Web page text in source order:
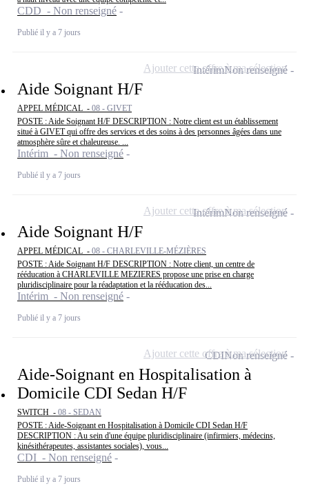
CDD - Non renseigné
Publié il y a 7 jours
Aide Soignant H/F
APPEL MÉDICAL - 08 - GIVET
POSTE : Aide Soignant H/F DESCRIPTION : Notre client est un établissement
situé à GIVET qui offre des services et des soins à des personnes âgées dans une
atmosphère sûre et chaleureuse. ...
Intérim - Non renseigné
Publié il y a 7 jours
IntérimNon renseigné
Ajouter cette offre à ma sélection
Aide Soignant H/F
APPEL MÉDICAL - 08 - CHARLEVILLE-MÉZIÈRES
POSTE : Aide Soignant H/F DESCRIPTION : Notre client, un centre de
rééducation à CHARLEVILLE MEZIERES propose une prise en charge
pluridisciplinaire pour la réadaptation et la rééducation des...
Intérim - Non renseigné
Publié il y a 7 jours
IntérimNon renseigné
Ajouter cette offre à ma sélection
Aide-Soignant en Hospitalisation à
Domicile CDI Sedan H/F
SWITCH - 08 - SEDAN
POSTE : Aide-Soignant en Hospitalisation à Domicile CDI Sedan H/F
DESCRIPTION : Au sein d'une équipe pluridisciplinaire (infirmiers, médecins,
kinésithérapeutes, assistantes sociales), vous...
CDI - Non renseigné
Publié il y a 7 jours
CDINon renseigné
Ajouter cette offre à ma sélection